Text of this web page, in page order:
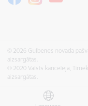
© 2026 Gulbenes novada
aizsargātas.
© 2020 Valsts kanceleja,
aizsargātas.